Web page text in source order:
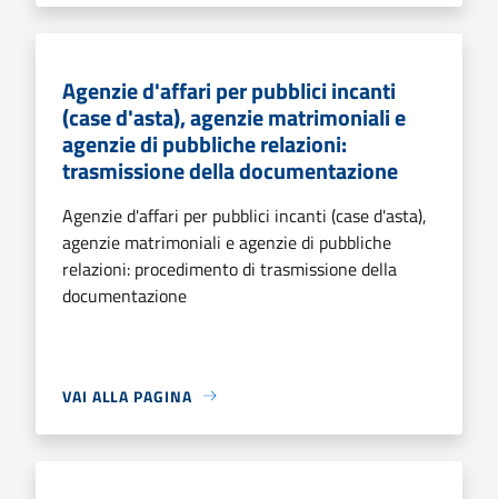
Agenzie d'affari per pubblici incanti
(case d'asta), agenzie matrimoniali e
agenzie di pubbliche relazioni:
trasmissione della documentazione
Agenzie d'affari per pubblici incanti (case d'asta),
agenzie matrimoniali e agenzie di pubbliche
relazioni: procedimento di trasmissione della
documentazione
VAI ALLA PAGINA